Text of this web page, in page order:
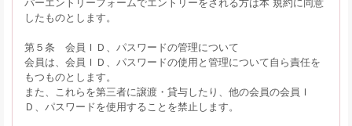
したものとします。
第５条 会員ＩＤ、パスワードの管理について
会員は、会員ＩＤ、パスワードの使用と管理について自ら責任を
もつものとします。
また、これらを第三者に譲渡・貸与したり、他の会員の会員Ｉ
Ｄ、パスワードを使用することを禁止します。